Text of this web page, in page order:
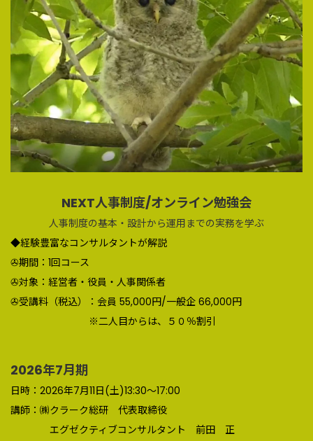
NEXT人事制度/オンライン勉強会
人事制度の基本・設計から運用までの実務を学ぶ
◆経験豊富なコンサルタントが解説
✇期間：1回コース
✇対象：経営者・役員・人事関係者
✇受講料（税込）：会員 55,000円/一般企 66,000円
※二人目からは、５０％割引
2026年7月期
日時：2026年7月11日(土)13:30～17:00
講師：㈱クラーク総研 代表取締役
エグゼクティブコンサルタント 前田 正